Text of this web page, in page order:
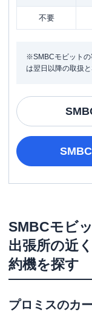
不要
※SMBCモビットの
は翌日以降の取扱
SMBCモビ
出張所の近
約機を探す
プロミスのカ